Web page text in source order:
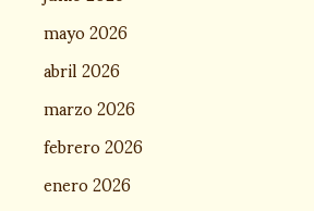
mayo 2026
abril 2026
marzo 2026
febrero 2026
enero 2026